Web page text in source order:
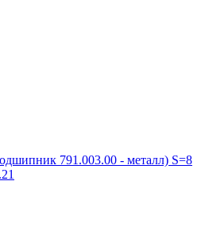
791.003.00 - металл) S=8